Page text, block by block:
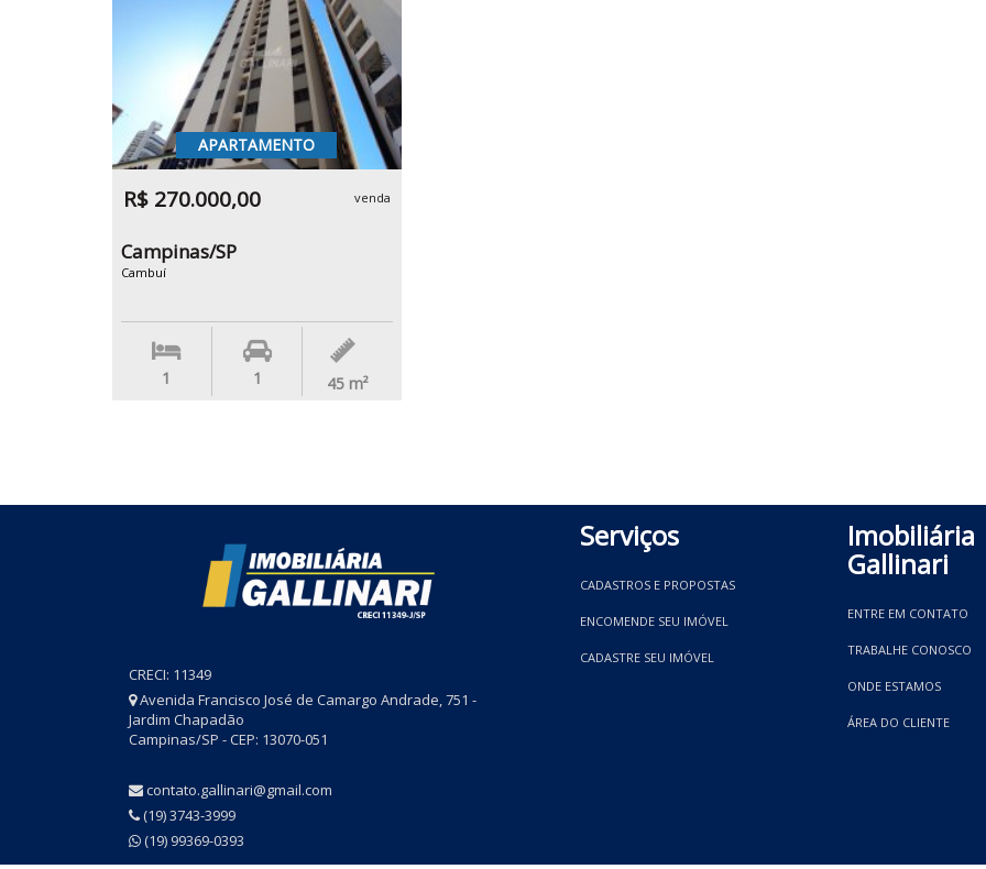
APARTAMENTO
R$ 270.000,00 venda
Campinas/SP
Cambuí
1 1 45 m²
CRECI: 11349
Avenida Francisco José de Camargo Andrade, 751 -
Jardim Chapadão
Campinas/SP - CEP: 13070-051
contato.gallinari@gmail.com
(19) 3743-3999
(19) 99369-0393
Serviços
CADASTROS E PROPOSTAS
ENCOMENDE SEU IMÓVEL
CADASTRE SEU IMÓVEL
Imobiliária
Gallinari
ENTRE EM CONTATO
TRABALHE CONOSCO
ONDE ESTAMOS
ÁREA DO CLIENTE